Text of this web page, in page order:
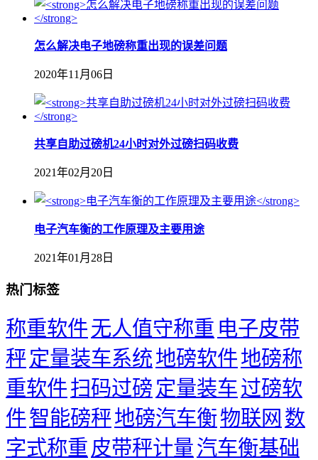
怎么解决电子地磅称重出现的误差问题
2020年11月06日
共享自助过磅机24小时对外过磅扫码收费
2021年02月20日
​电子汽车衡的工作原理及主要用途
2021年01月28日
热门标签
称重软件无人值守称重 电子皮带
秤定量装车系统地磅软件地磅称
重软件扫码过磅 定量装车过磅软
件智能磅秤地磅汽车衡物联网 数
字式称重 皮带秤计量汽车衡基础